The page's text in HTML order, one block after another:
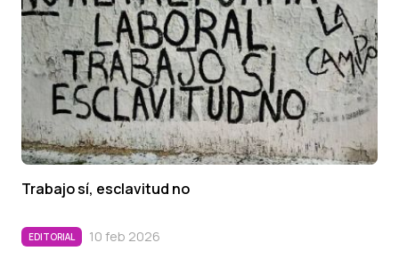
Trabajo sí, esclavitud no
EDITORIAL 10 feb 2026